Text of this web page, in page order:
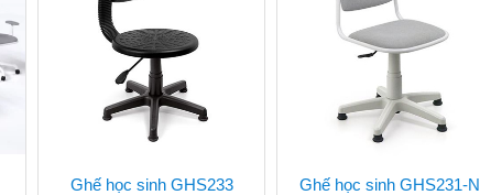
Ghế học sinh GHS233 Ghế học sinh GHS231-N